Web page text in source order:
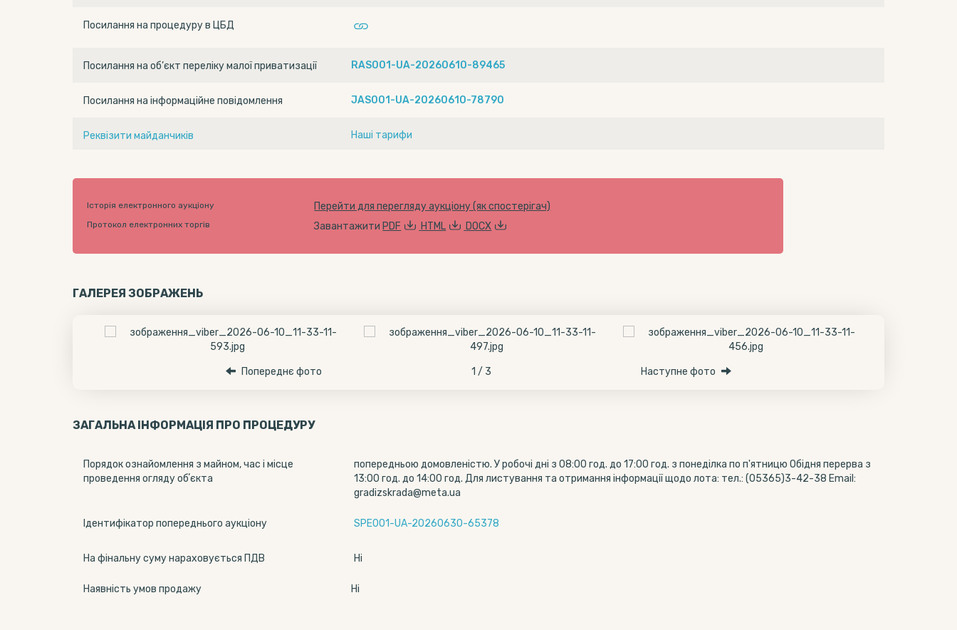
Посилання на процедуру в ЦБД
Посилання на об’єкт переліку малої приватизації RAS001-UA-20260610-89465
Посилання на інформаційне повідомлення JAS001-UA-20260610-78790
Реквізити майданчиків Наші тарифи
Історія електронного аукціону Перейти для перегляду аукціону (як спостерігач)
Протокол електронних торгів Завантажити PDF HTML DOCX
ГАЛЕРЕЯ ЗОБРАЖЕНЬ
Попереднє фото 1 / 3 Наступне фото
ЗАГАЛЬНА ІНФОРМАЦІЯ ПРО ПРОЦЕДУРУ
Порядок ознайомлення з майном, час і місце
проведення огляду обʼєкта
попередньою домовленістю. У робочі дні з 08:00 год. до 17:00 год. з понеділка по п'ятницю Обідня перерва з
13:00 год. до 14:00 год. Для листування та отримання інформації щодо лота: тел.: (05365)3-42-38 Email:
gradizskrada@meta.ua
Ідентифікатор попереднього аукціону SPE001-UA-20260630-65378
На фінальну суму нараховується ПДВ Ні
Наявність умов продажу Ні